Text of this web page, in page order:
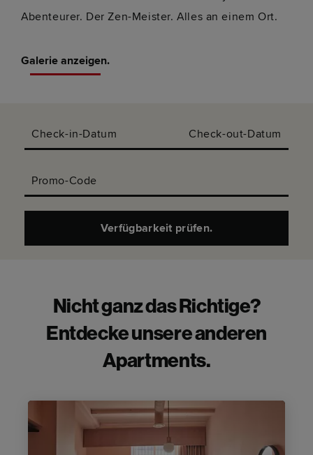
Abenteurer. Der Zen-Meister. Alles an einem Ort.
Galerie anzeigen.
Check-in-Datum Check-out-Datum
Promo-Code
Verfügbarkeit prüfen.
Nicht ganz das Richtige?
Entdecke unsere anderen
Apartments.